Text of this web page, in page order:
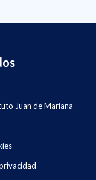
Juan de Mariana